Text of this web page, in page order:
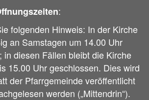
:
folgenden Hinweis: In der Kirche
an Samstagen um 14.00 Uhr
in diesen Fällen bleibt die Kirche
15.00 Uhr geschlossen. Dies wird
der Pfarrgemeinde veröffentlicht
werden („Mittendrin“).